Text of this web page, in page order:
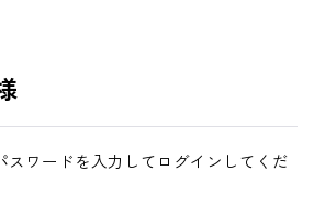
スワードを入力してログインしてくだ